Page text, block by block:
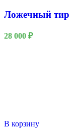
Ложечный тир
28 000 ₽
В корзину